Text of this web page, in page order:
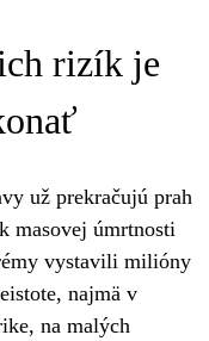
rizík je
už prekračujú prah
masovej úmrtnosti
vystavili milióny
najmä v
na malých